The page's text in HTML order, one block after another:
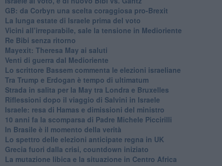
GB: da Corbyn una scelta coraggiosa pro-Brexit
La lunga estate di Israele prima del voto
Vicini all’irreparabile, sale la tensione in Medioriente
Re Bibi senza ritorno
Mayexit: Theresa May ai saluti
Venti di guerra dal Medioriente
Lo scrittore Bassem commenta le elezioni israeliane
Tra Trump e Erdogan è tempo di ultimatum
Strada in salita per la May tra Londra e Bruxelles
Riflessioni dopo il viaggio di Salvini in Israele
Israele: resa di Hamas e dimissioni del ministro
10 anni fa la scomparsa di Padre Michele Piccirilli
In Brasile è il momento della verità
Lo spettro delle elezioni anticipate regna in UK
Grecia fuori dalla crisi, countdown iniziato
La mutazione libica e la situazione in Centro Africa